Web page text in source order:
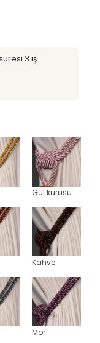
3 iş
Gül kurusu
Kahve
Mor